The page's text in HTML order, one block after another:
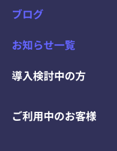
ブログ
お知らせ一覧
導入検討中の方
ご利用中のお客様